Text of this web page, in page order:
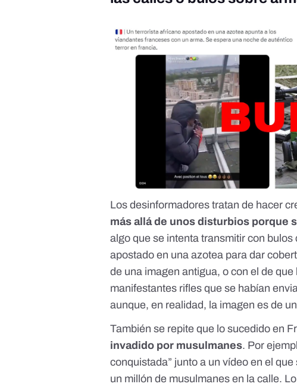
Los desinformadores tratan de hacer
más allá de unos disturbios porque
algo que se intenta transmitir con bulos
apostado en una azotea para dar
de una imagen antigua, o con el de
manifestantes rifles que se habían
aunque, en realidad, la imagen es de
También se repite que lo sucedido en
invadido por musulmanes. Por
conquistada” junto a un vídeo en el que
un millón de musulmanes en la calle.